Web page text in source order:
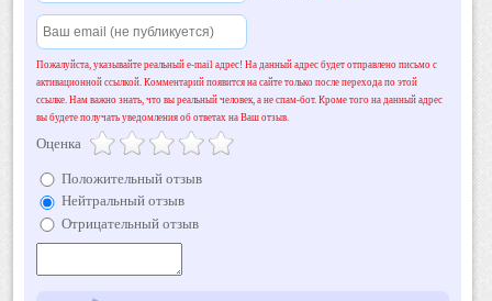
Пожалуйста, указывайте реальный e-mail адрес! На данный адрес будет отправлено письмо с
активационной ссылкой. Комментарий появится на сайте только после перехода по этой
ссылке. Нам важно знать, что вы реальный человек, а не спам-бот. Кроме того на данный адрес
вы будете получать уведомления об ответах на Ваш отзыв.
Оценка
Положительный отзыв
Нейтральный отзыв
Отрицательный отзыв